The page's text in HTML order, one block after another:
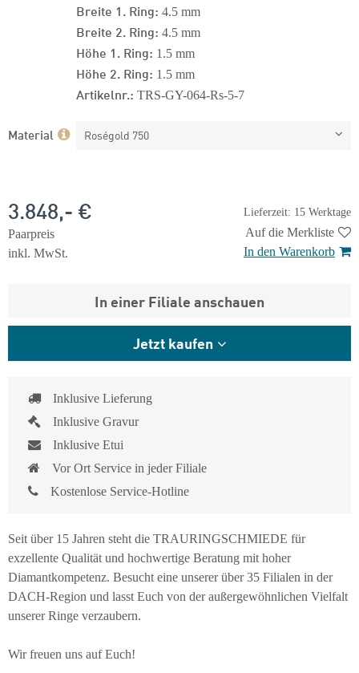
Breite 1. Ring: 4.5 mm
Breite 2. Ring: 4.5 mm
Höhe 1. Ring: 1.5 mm
Höhe 2. Ring: 1.5 mm
Artikelnr.: TRS-GY-064-Rs-5-7
Material Roségold 750
Lieferzeit: 15 Werktage
3.848,- €
Paarpreis
inkl. MwSt.
Auf die Merkliste
In den Warenkorb
In einer Filiale anschauen
Jetzt kaufen
Inklusive Lieferung
Inklusive Gravur
Inklusive Etui
Vor Ort Service in jeder Filiale
Kostenlose Service-Hotline
Seit über 15 Jahren steht die TRAURINGSCHMIEDE für
exzellente Qualität und hochwertige Beratung mit hoher
Diamantkompetenz. Besucht eine unserer über 35 Filialen in der
DACH-Region und lasst Euch von der außergewöhnlichen Vielfalt
unserer Ringe verzaubern.
Wir freuen uns auf Euch!